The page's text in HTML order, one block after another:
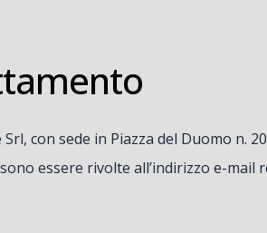
con sede in Piazza del Duomo n.
essere rivolte all’indirizzo e-mail